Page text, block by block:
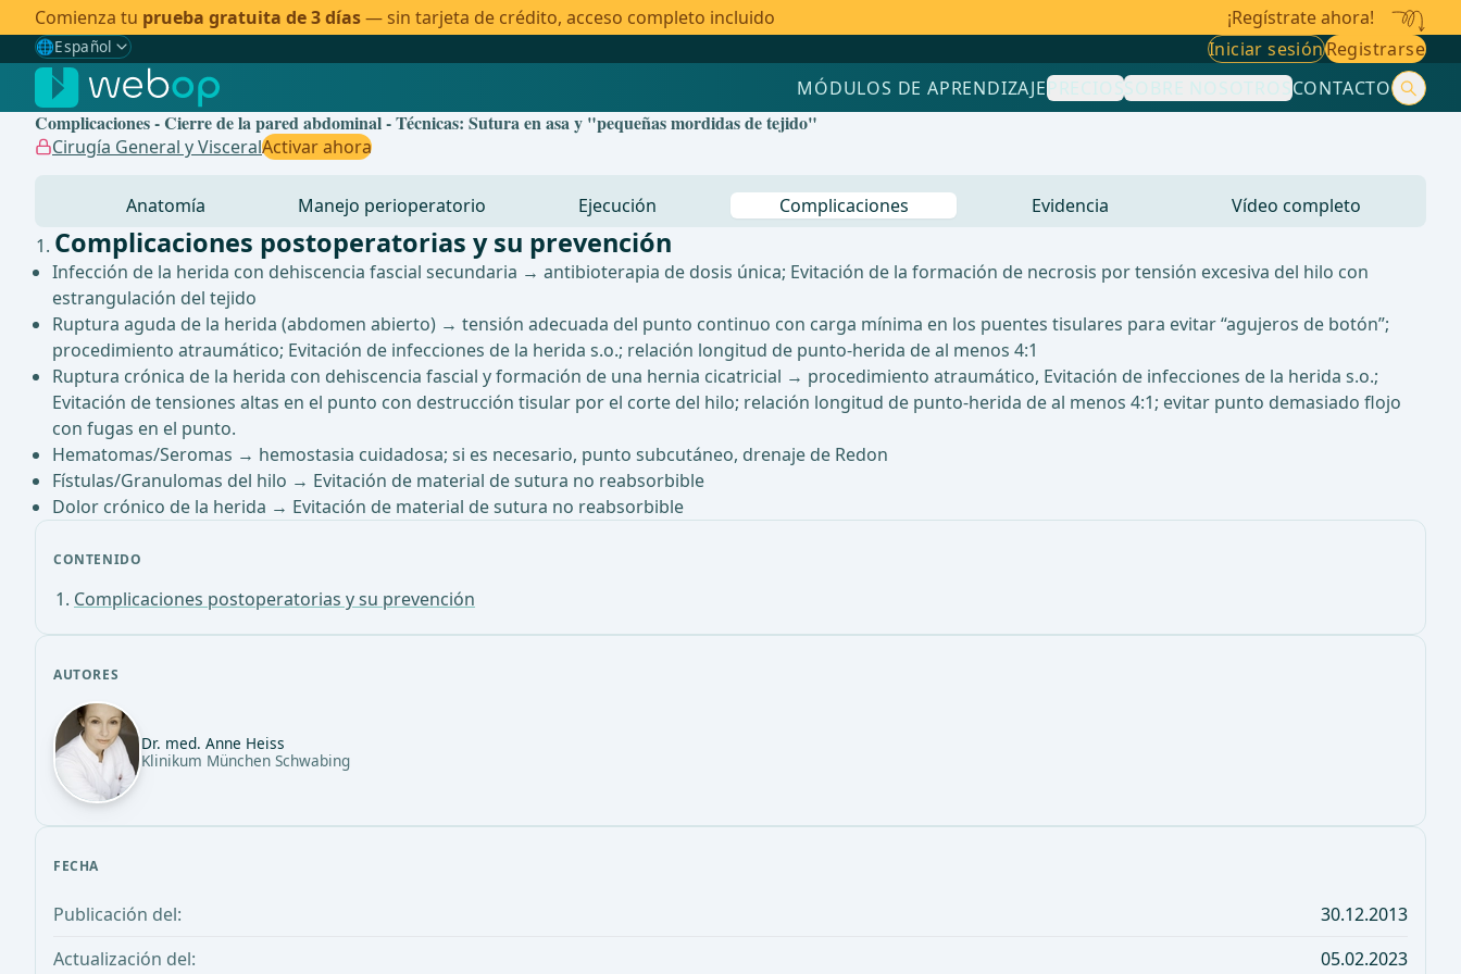
Comienza tu prueba gratuita de 3 días— sin tarjeta de crédito, acceso completo incluido ¡Regístrate ahora!
🌐Español
Gewählte Sprache: Español
🇩🇪 Alemán
🇬🇧Inglés
Brasileño
Iniciar sesiónRegistrarse
MÓDULOS DE APRENDIZAJEPRECIOSSOBRE NOSOTROSCONTACTO
Complicaciones - Cierre de la pared abdominal - Técnicas: Sutura en asa y "pequeñas mordidas de tejido"
Cirugía General y VisceralActivar ahora
Anatomía Manejo perioperatorio Ejecución Complicaciones Evidencia Vídeo completo
CONTENIDO
Complicaciones postoperatorias y su prevención
AUTORES
Dr. med. Anne Heiss
Klinikum München Schwabing
FECHA
Publicación del:
30.12.2013
Actualización del:
05.02.2023
Complicaciones postoperatorias y su prevención
Infección de la herida con dehiscencia fascial secundaria → antibioterapia de dosis única; Evitación de la formación de necrosis por tensión excesiva del hilo con
estrangulación del tejido
Ruptura aguda de la herida (abdomen abierto) → tensión adecuada del punto continuo con carga mínima en los puentes tisulares para evitar “agujeros de botón”;
procedimiento atraumático; Evitación de infecciones de la herida s.o.; relación longitud de punto-herida de al menos 4:1
Ruptura crónica de la herida con dehiscencia fascial y formación de una hernia cicatricial → procedimiento atraumático, Evitación de infecciones de la herida s.o.;
Evitación de tensiones altas en el punto con destrucción tisular por el corte del hilo; relación longitud de punto-herida de al menos 4:1; evitar punto demasiado flojo
con fugas en el punto.
Hematomas/Seromas → hemostasia cuidadosa; si es necesario, punto subcutáneo, drenaje de Redon
Fístulas/Granulomas del hilo → Evitación de material de sutura no reabsorbible
Dolor crónico de la herida → Evitación de material de sutura no reabsorbible